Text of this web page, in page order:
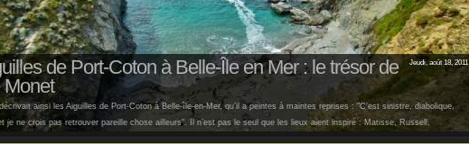
Jeudi, août 18, 2011
de Port-Coton à Belle-Île en Mer : le trésor de
Monet
ainsi les Aiguilles de Port-Coton à Belle-île-en-Mer, qu’il a peintes à maintes reprises : "C’est sinistre, diabolique,
je ne crois pas retrouver pareille chose ailleurs". Il n’est pas le seul que les lieux aient inspiré : Matisse, Russell,